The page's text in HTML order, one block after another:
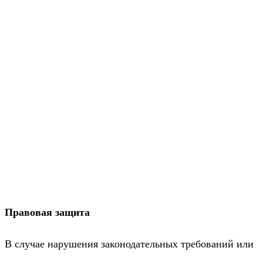
Правовая защита
В случае нарушения законодательных требований или